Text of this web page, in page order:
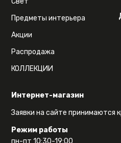
Интернет-магазин
Заявки на сайте принимаются
Режим работы
пн-пт 10:30-19:00
Предметы интерьера
Акции
Распродажа
КОЛЛЕКЦИИ